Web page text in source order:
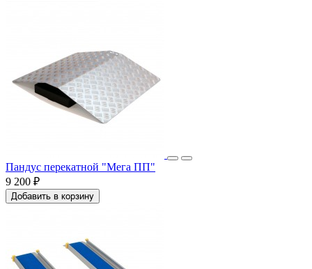
Пандус перекатной "Мега ПП"
9 200 ₽
Добавить в корзину